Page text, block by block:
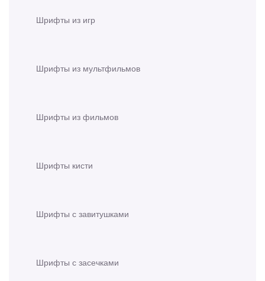
Шрифты из игр
Шрифты из мультфильмов
Шрифты из фильмов
Шрифты кисти
Шрифты с завитушками
Шрифты с засечками